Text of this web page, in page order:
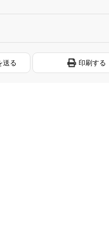
送る 印刷する